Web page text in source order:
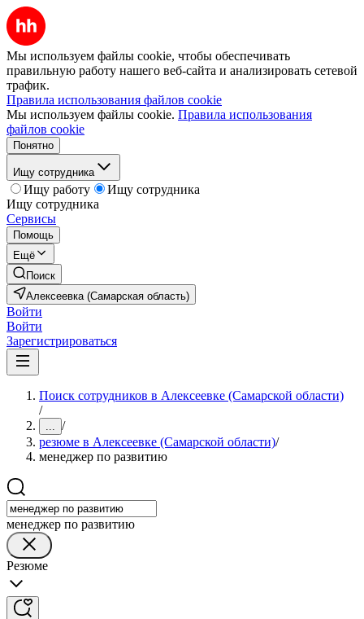
Мы используем файлы cookie, чтобы обеспечивать
правильную работу нашего веб-сайта и анализировать сетевой
трафик.
Правила использования файлов cookie
Мы используем файлы cookie. Правила использования
файлов cookie
Понятно
Ищу сотрудника
Ищу работу
Ищу сотрудника
Ищу сотрудника
Сервисы
Помощь
Ещё
Поиск
Алексеевка (Самарская область)
Войти
Войти
Зарегистрироваться
Поиск сотрудников в Алексеевке (Самарской области)
/
... /
резюме в Алексеевке (Самарской области)/
менеджер по развитию
менеджер по развитию
Резюме